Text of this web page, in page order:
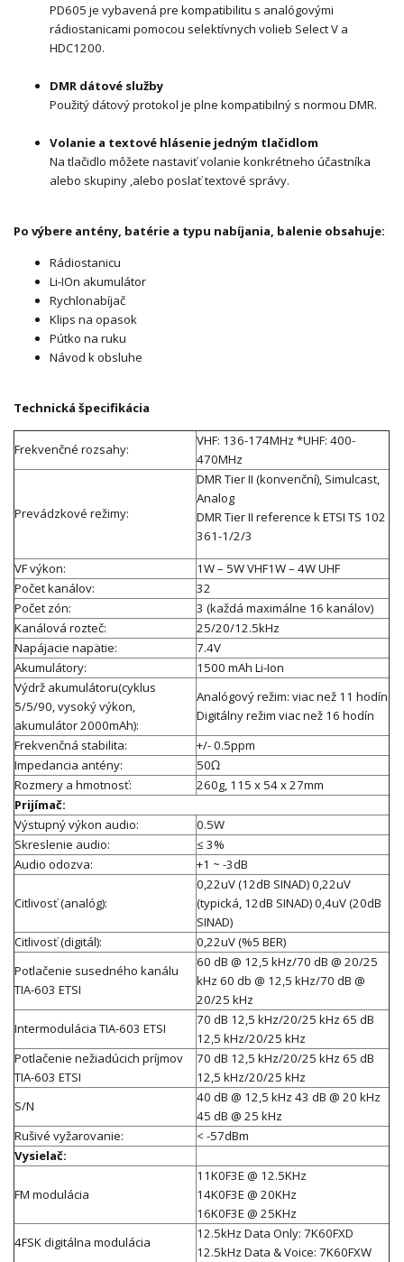
PD605 je vybavená pre kompatibilitu s analógovými
rádiostanicami pomocou selektívnych volieb Select V a
HDC1200.
DMR dátové služby
Použitý dátový protokol je plne kompatibilný s normou DMR.
Volanie a textové hlásenie jedným tlačidlom
Na tlačidlo môžete nastaviť volanie konkrétneho účastníka
alebo skupiny ,alebo poslať textové správy.
Po výbere antény, batérie a typu nabíjania, balenie obsahuje:
Rádiostanicu
Li-IOn akumulátor
Rychlonabíjač
Klips na opasok
Pútko na ruku
Návod k obsluhe
Technická špecifikácia
Frekvenčné rozsahy:
VHF: 136-174MHz *UHF: 400-
470MHz
Prevádzkové režimy:
DMR Tier II (konvenční), Simulcast,
Analog
DMR Tier II reference k ETSI TS 102
361-1/2/3
VF výkon:
1W – 5W VHF1W – 4W UHF
Počet kanálov:
32
Počet zón:
3 (každá maximálne 16 kanálov)
Kanálová rozteč:
25/20/12.5kHz
Napájacie napätie:
7.4V
Akumulátory:
1500 mAh Li-Ion
Výdrž akumulátoru(cyklus
5/5/90, vysoký výkon,
akumulátor 2000mAh):
Analógový režim: viac než 11 hodín
Digitálny režim viac než 16 hodín
Frekvenčná stabilita:
+/- 0.5ppm
Impedancia antény:
50Ω
Rozmery a hmotnosť:
260g, 115 x 54 x 27mm
Prijímač:
Výstupný výkon audio:
0.5W
Skreslenie audio:
≤ 3%
Audio odozva:
+1 ~ -3dB
Citlivosť (analóg):
0,22uV (12dB SINAD) 0,22uV
(typická, 12dB SINAD) 0,4uV (20dB
SINAD)
Citlivosť (digitál):
0,22uV (%5 BER)
Potlačenie susedného kanálu
TIA-603 ETSI
60 dB @ 12,5 kHz/70 dB @ 20/25
kHz 60 db @ 12,5 kHz/70 dB @
20/25 kHz
Intermodulácia TIA-603 ETSI
70 dB 12,5 kHz/20/25 kHz 65 dB
12,5 kHz/20/25 kHz
Potlačenie nežiadúcich príjmov
TIA-603 ETSI
70 dB 12,5 kHz/20/25 kHz 65 dB
12,5 kHz/20/25 kHz
S/N
40 dB @ 12,5 kHz 43 dB @ 20 kHz
45 dB @ 25 kHz
Rušivé vyžarovanie:
< -57dBm
Vysielač:
FM modulácia
11K0F3E @ 12.5KHz
14K0F3E @ 20KHz
16K0F3E @ 25KHz
4FSK digitálna modulácia
12.5kHz Data Only: 7K60FXD
12.5kHz Data & Voice: 7K60FXW